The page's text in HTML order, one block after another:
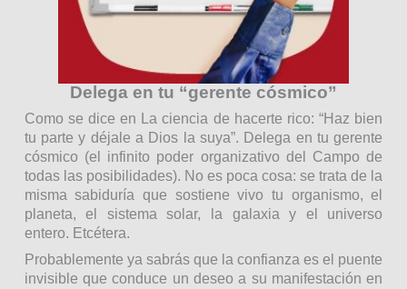
Delega en tu “gerente cósmico”
Como se dice en La ciencia de hacerte rico: “Haz bien
tu parte y déjale a Dios la suya”. Delega en tu gerente
cósmico (el infinito poder organizativo del Campo de
todas las posibilidades). No es poca cosa: se trata de la
misma sabiduría que sostiene vivo tu organismo, el
planeta, el sistema solar, la galaxia y el universo
entero. Etcétera.
Probablemente ya sabrás que la confianza es el puente
invisible que conduce un deseo a su manifestación en